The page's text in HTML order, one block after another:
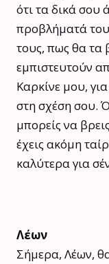
ότι τα δικά σου
προβλήματά
τους, πως θα τα
εμπιστευτούν
Καρκίνε μου,
στη σχέση σου.
μπορείς να
έχεις ακόμη
καλύτερα για
Λέων
Σήμερα, Λέων,